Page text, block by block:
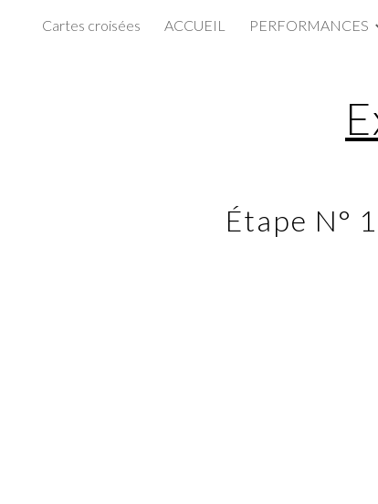
Skip to main content
Cartes croisées ACCUEIL PERFORMANCES
Étape N°